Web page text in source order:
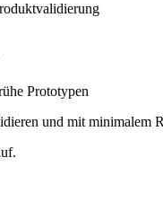
Prototypen
und mit minimalem